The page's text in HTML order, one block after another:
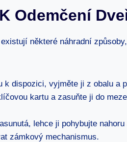
Odemčení
některé náhradní
dispozici, vyjměte ji z obalu a
kartu a zasuňte ji do
lehce ji pohybujte
zámkový mechanismus.